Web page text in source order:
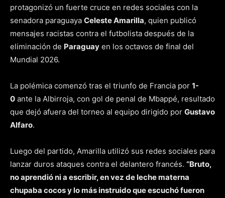
protagonizó un fuerte cruce en redes sociales con la
senadora paraguaya Celeste Amarilla, quien publicó
mensajes racistas contra el futbolista después de la
eliminación de Paraguay en los octavos de final del
Mundial 2026.
La polémica comenzó tras el triunfo de Francia por 1-
0 ante la Albirroja, con gol de penal de Mbappé, resultado
que dejó afuera del torneo al equipo dirigido por Gustavo
Alfaro.
Luego del partido, Amarilla utilizó sus redes sociales para
lanzar duros ataques contra el delantero francés. “Bruto,
no aprendió ni a escribir, en vez de leche materna
chupaba cocos y lo más instruido que escuchó fueron